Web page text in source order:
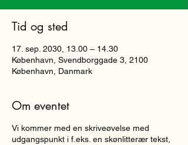
Tid og sted
17. sep. 2030, 13.00 – 14.30
København, Svendborggade 3, 2100
København, Danmark
Om eventet
Vi kommer med en skriveøvelse med
udgangspunkt i f.eks. en skønlitterær tekst,